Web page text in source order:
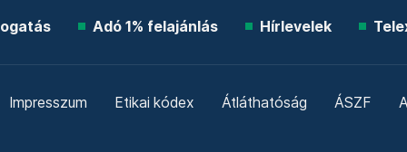
Adó 1% felajánlás Hírlevelek
Impresszum Etikai kódex Átláthatóság ÁSZF